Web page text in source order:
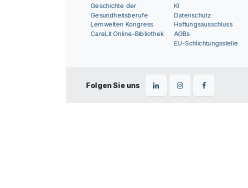
Geschichte der
Gesundheitsberufe
Lernwelten Kongress
CareLit Online-Bibliothek
KI
Datenschutz
Haftungsausschluss
AGBs
EU-Schlichtungsstelle
Folgen Sie uns